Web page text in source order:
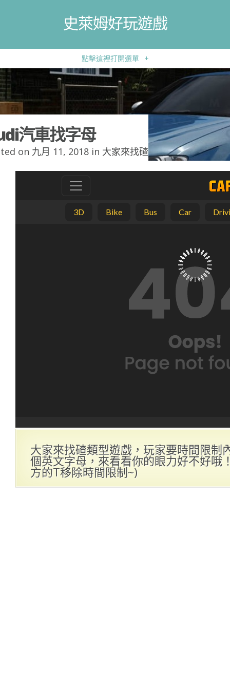
史萊姆好玩遊戲
點擊這裡打開選單 +
汽車找字母
on 九月 11, 2018 in 大家來找碴
大家來找碴類型遊戲，玩家要時間限制
個英文字母，來看看你的眼力好不好哦
方的T移除時間限制~)